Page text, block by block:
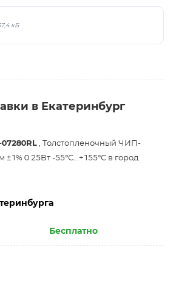
кБ
в Екатеринбург
07280RL , Толстопленочный ЧИП-
0.25Вт -55°С...+155°С в город
Бесплатно